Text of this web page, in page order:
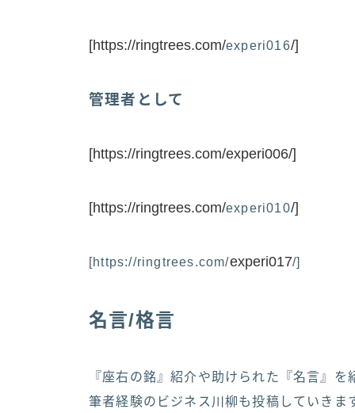
[https://ringtrees.com/experi016/]
管理者として
[https://ringtrees.com/experi006/]
[https://ringtrees.com/experi010/]
[https://ringtrees.com/experi017/]
名言/格言
『座右の銘』紹介や助けられた『名言』を
筆者経験のビジネス川柳も投稿していきま